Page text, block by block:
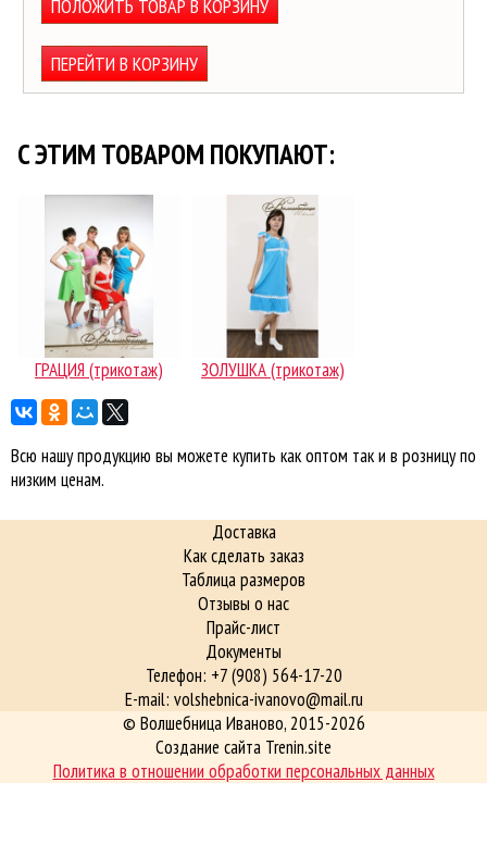
ПОЛОЖИТЬ ТОВАР В КОРЗИНУ
ПЕРЕЙТИ В КОРЗИНУ
C ЭТИМ ТОВАРОМ ПОКУПАЮТ:
ГРАЦИЯ (трикотаж) ЗОЛУШКА (трикотаж)
Всю нашу продукцию вы можете купить как оптом так и в розницу по
низким ценам.
Доставка
Как сделать заказ
Таблица размеров
Отзывы о нас
Прайс-лист
Документы
Телефон: +7 (908) 564-17-20
E-mail: volshebnica-ivanovo@mail.ru
© Волшебница Иваново, 2015-2026
Создание сайта Trenin.site
Политика в отношении обработки персональных данных